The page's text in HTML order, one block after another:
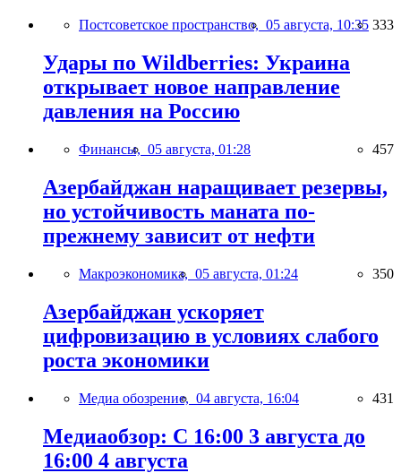
Постсоветское пространство, 05 августа, 10:35 333
Удары по Wildberries: Украина
открывает новое направление
давления на Россию
Финансы, 05 августа, 01:28 457
Азербайджан наращивает резервы,
но устойчивость маната по-
прежнему зависит от нефти
Макроэкономика, 05 августа, 01:24 350
Азербайджан ускоряет
цифровизацию в условиях слабого
роста экономики
Медиа обозрение, 04 августа, 16:04 431
Медиаобзор: С 16:00 3 августа до
16:00 4 августа